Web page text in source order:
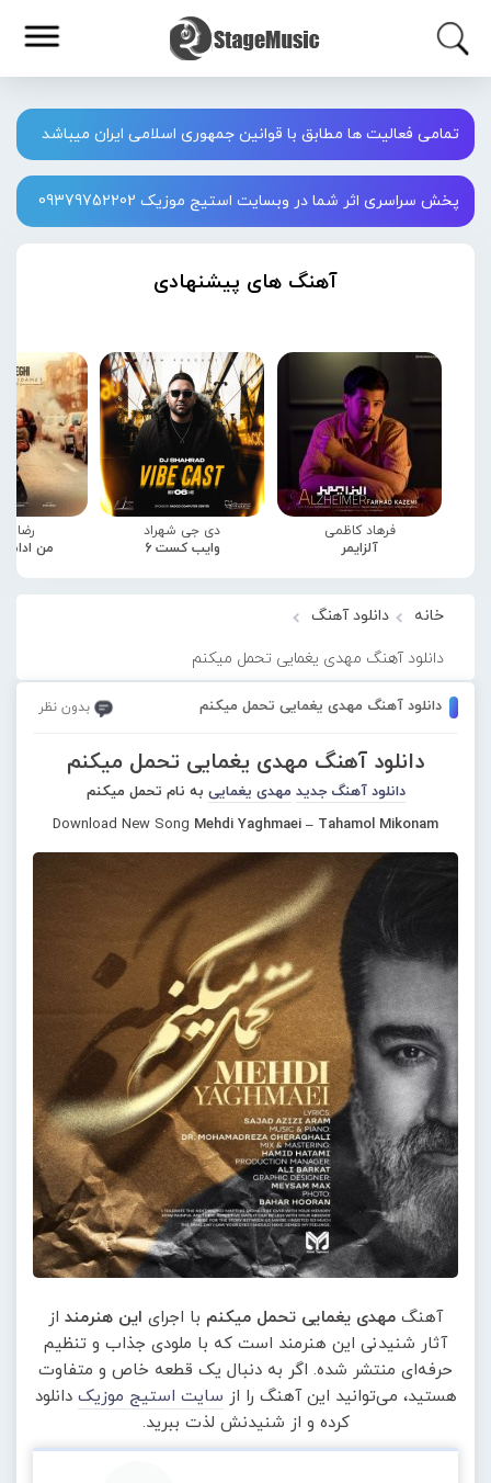
تمامی فعالیت ها مطابق با قوانین جمهوری اسلامی ایران میباشد
پخش سراسری اثر شما در وبسایت استیج موزیک 09379752202
آهنگ های پیشنهادی
فرهاد کاظمی
آلزایمر
دی جی شهراد
وایب کست 6
رضا
من
خانه دانلود آهنگ
دانلود آهنگ مهدی یغمایی تحمل میکنم
دانلود آهنگ مهدی یغمایی تحمل میکنم بدون نظر
دانلود آهنگ مهدی یغمایی تحمل میکنم
دانلود آهنگ جدید مهدی یغمایی به نام تحمل میکنم
Download New Song Mehdi Yaghmaei – Tahamol Mikonam
آهنگ مهدی یغمایی تحمل میکنم با اجرای این هنرمند از
آثار شنیدنی این هنرمند است که با ملودی جذاب و تنظیم
حرفه‌ای منتشر شده. اگر به دنبال یک قطعه خاص و متفاوت
هستید، می‌توانید این آهنگ را از سایت استیج موزیک دانلود
کرده و از شنیدنش لذت ببرید.